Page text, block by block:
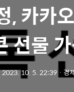
, 카카
선물
2023. 10. 5. 22:39 ㆍ 경